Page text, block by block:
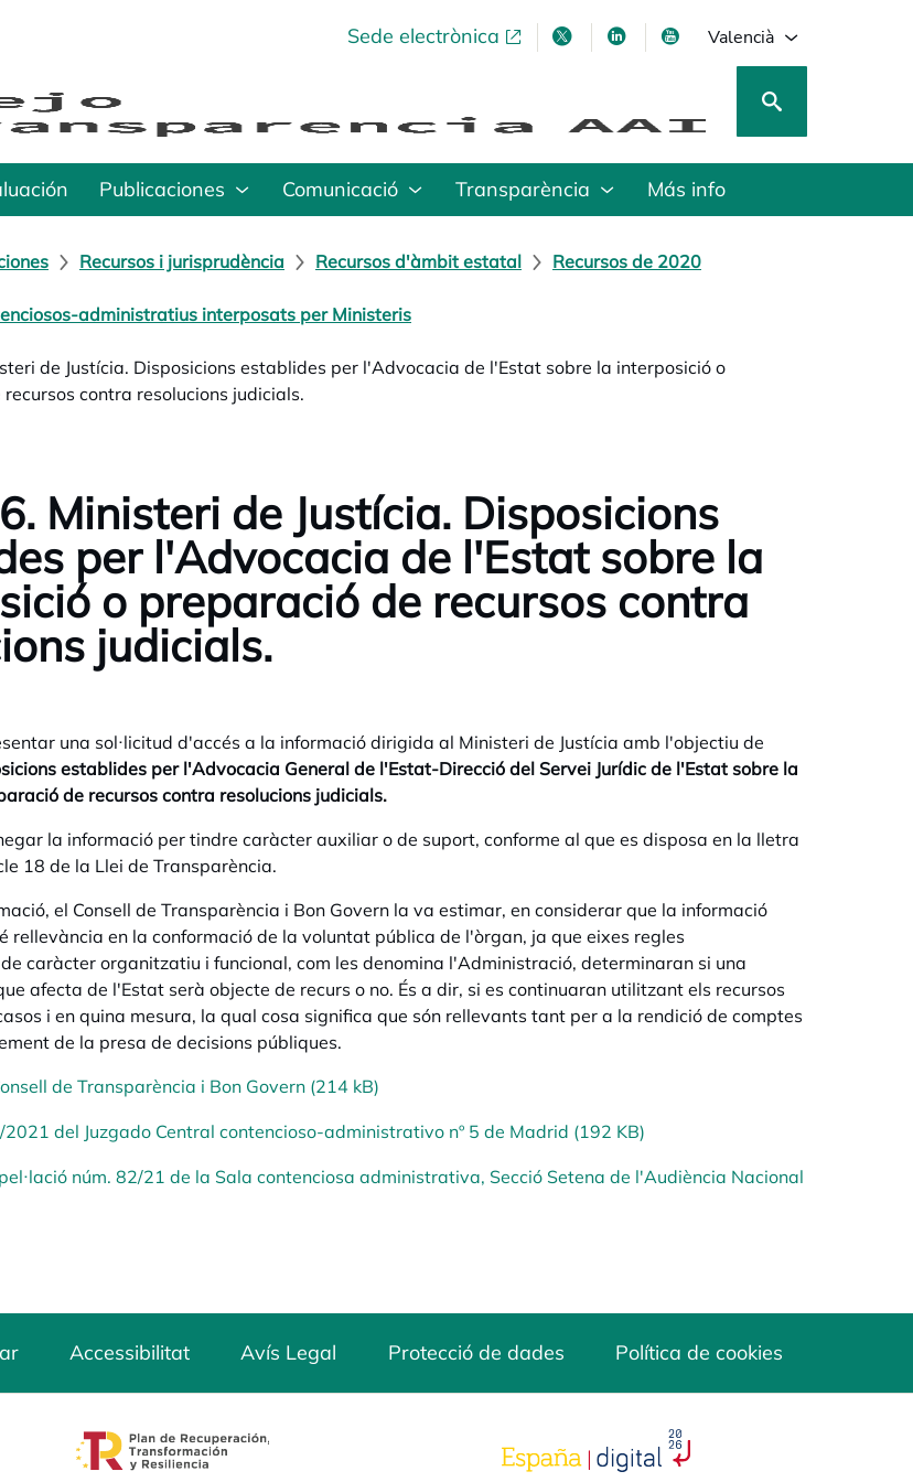
Sede electrònicaopens in a new tabopens in a new tab
opens in a new tab
opens in a new tab
Valencià
Publicaciones Comunicació Transparència Más info
Recursos i jurisprudència Recursos d'àmbit estatal Recursos de 2020
administratius interposats per Ministeris
de Justícia. Disposicions establides per l'Advocacia de l'Estat sobre la interposició o
contra resolucions judicials.
Ministeri de Justícia. Disposicions
per l'Advocacia de l'Estat sobre la
o preparació de recursos contra
judicials.
una sol·licitud d'accés a la informació dirigida al Ministeri de Justícia amb l'objectiu de
establides per l'Advocacia General de l'Estat-Direcció del Servei Jurídic de l'Estat sobre la
de recursos contra resolucions judicials.
la informació per tindre caràcter auxiliar o de suport, conforme al que es disposa en la lletra
18 de la Llei de Transparència.
el Consell de Transparència i Bon Govern la va estimar, en considerar que la informació
rellevància en la conformació de la voluntat pública de l'òrgan, ja que eixes regles
caràcter organitzatiu i funcional, com les denomina l'Administració, determinaran si una
afecta de l'Estat serà objecte de recurs o no. És a dir, si es continuaran utilitzant els recursos
i en quina mesura, la qual cosa significa que són rellevants tant per a la rendició de comptes
de la presa de decisions públiques.
de Transparència i Bon Govern (214 kB)
2021 del Juzgado Central contencioso-administrativo nº 5 de Madrid (192 KB)
núm. 82/21 de la Sala contenciosa administrativa, Secció Setena de l'Audiència Nacional
Accessibilitat Avís Legal Protecció de dades Política de cookies
opens in a new tab opens in a new tab